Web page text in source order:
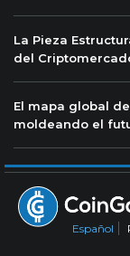
La Pieza
del
El mapa global
moldeando el
Español